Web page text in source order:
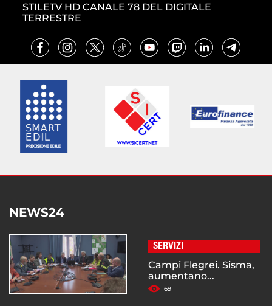
STILETV HD CANALE 78 DEL DIGITALE
TERRESTRE
NEWS24
SERVIZI
Campi Flegrei. Sisma,
aumentano...
69